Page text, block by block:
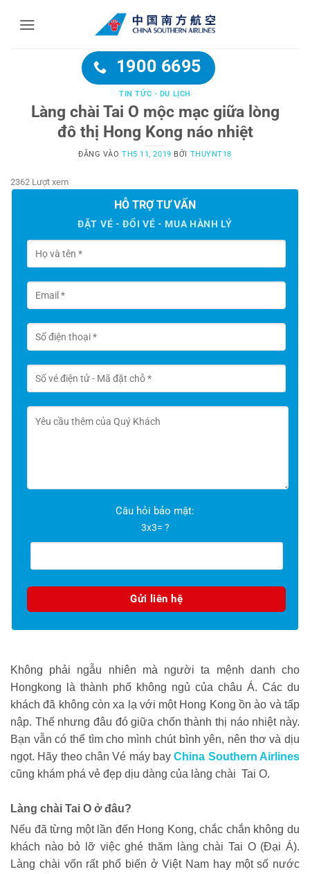
1900 6695
TIN TỨC - DU LỊCH
Làng chài Tai O mộc mạc giữa lòng
đô thị Hong Kong náo nhiệt
ĐĂNG VÀO TH5 11, 2019 BỞI THUYNT18
2362 Lượt xem
HỖ TRỢ TƯ VẤN
ĐẶT VÉ - ĐỔI VÉ - MUA HÀNH LÝ
Câu hỏi bảo mật:
3x3= ?
Không phải ngẫu nhiên mà người ta mệnh danh cho
Hongkong là thành phố không ngủ của châu Á. Các du
khách đã không còn xa lạ với một Hong Kong ồn ào và tấp
nập. Thế nhưng đâu đó giữa chốn thành thị náo nhiệt này.
Bạn vẫn có thể tìm cho mình chút bình yên, nên thơ và dịu
ngọt. Hãy theo chân Vé máy bay China Southern Airlines
cũng khám phá vẻ đẹp dịu dàng của làng chài Tai O.
Làng chài Tai O ở đâu?
Nếu đã từng một lần đến Hong Kong, chắc chắn không du
khách nào bỏ lỡ việc ghé thăm làng chài Tai O (Đại Á).
Làng chài vốn rất phổ biến ở Việt Nam hay một số nước